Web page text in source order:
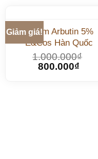
Giảm giá!Serum Arbutin 5%
E&Cos Hàn Quốc
1.000.000₫
800.000₫